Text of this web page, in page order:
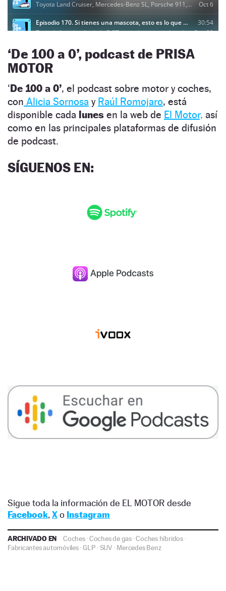
‘De 100 a 0’, podcast de PRISA
MOTOR
‘De 100 a 0’, el podcast sobre motor y coches,
con Alicia Sornosa y Raúl Romojaro, está
disponible cada lunes en la web de El Motor, así
como en las principales plataformas de difusión
de podcast.
SÍGUENOS EN:
Sigue toda la información de EL MOTOR desde
Facebook, Xo Instagram
ARCHIVADO EN Coches·Coches de gas·Coches híbridos·
Fabricantes automóviles·GLP ·SUV ·Mercedes Benz